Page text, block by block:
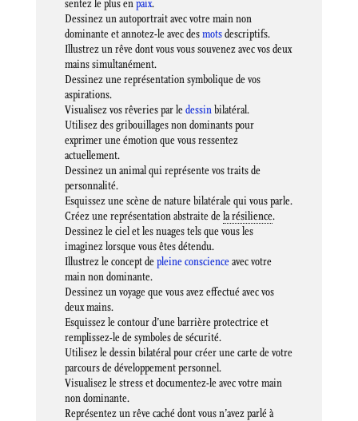
sentez le plus enpaix.
Dessinez un autoportrait avec votre main non
dominante et annotez-le avec desmotsdescriptifs.
Illustrez un rêve dont vous vous souvenez avec vos deux
mains simultanément.
Dessinez une représentation symbolique de vos
aspirations.
Visualisez vos rêveries par ledessinbilatéral.
Utilisez des gribouillages non dominants pour
exprimer une émotion que vous ressentez
actuellement.
Dessinez un animal qui représente vos traits de
personnalité.
Esquissez une scène de nature bilatérale qui vous parle.
Créez une représentation abstraite dela résilience.
Dessinez le ciel et les nuages ​​tels que vous les
imaginez lorsque vous êtes détendu.
Illustrez le concept depleine conscienceavec votre
main non dominante.
Dessinez un voyage que vous avez effectué avec vos
deux mains.
Esquissez le contour d’une barrière protectrice et
remplissez-le de symboles de sécurité.
Utilisez le dessin bilatéral pour créer une carte de votre
parcours de développement personnel.
Visualisez le stress et documentez-le avec votre main
non dominante.
Représentez un rêve caché dont vous n’avez parlé à